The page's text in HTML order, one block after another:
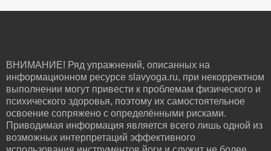
ВНИМАНИЕ! Ряд упражнений, описанных на
информационном ресурсе slavyoga.ru, при некорректном
выполнении могут привести к проблемам физического и
психического здоровья, поэтому их самостоятельное
освоение сопряжено с определёнными рисками.
Приводимая информация является всего лишь одной из
возможных интерпретаций эффективного